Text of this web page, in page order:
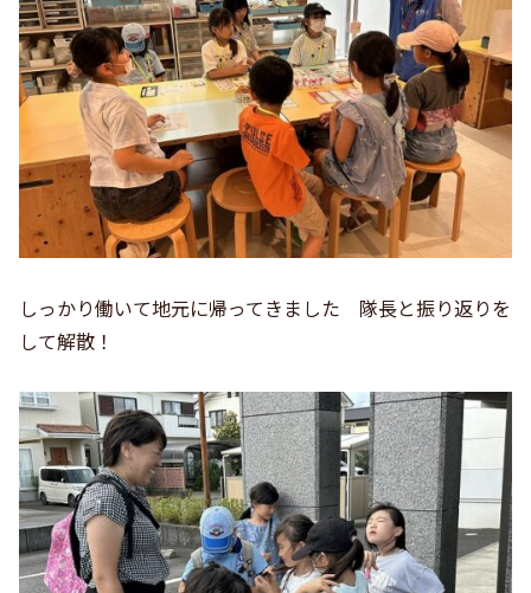
しっかり働いて地元に帰ってきました 隊長と振り返りを
して解散！